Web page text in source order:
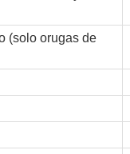
(solo orugas de